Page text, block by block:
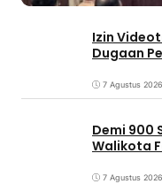
Izin
Dugaan
7 Agustus 2026
Demi 900
Walikota
7 Agustus 2026